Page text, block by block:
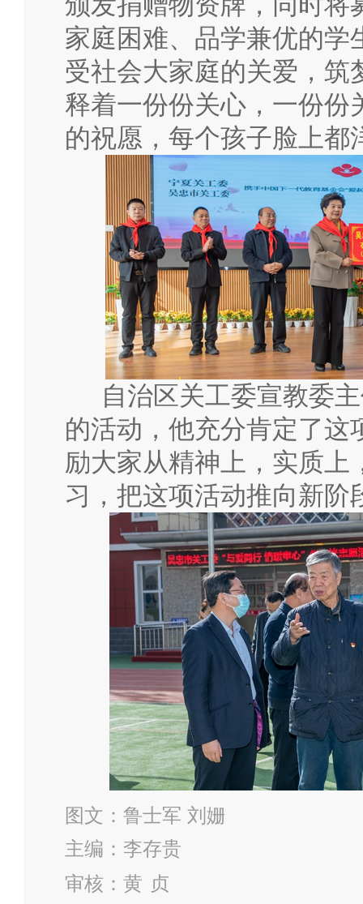
家庭困难、品学兼优的学
受社会大家庭的关爱，筑
释着一份份关心，一份份
的祝愿，每个孩子脸上都
自治区关工委宣教委主
的活动，他充分肯定了这
励大家从精神上，实质上
习，把这项活动推向新阶
图文：鲁士军 刘姗
主编：李存贵
审核：黄 贞